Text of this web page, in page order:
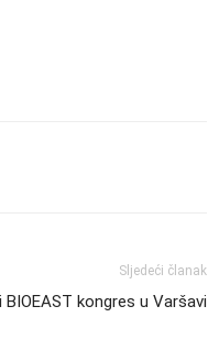
Sljedeći članak
BIOEAST kongres u Varšavi